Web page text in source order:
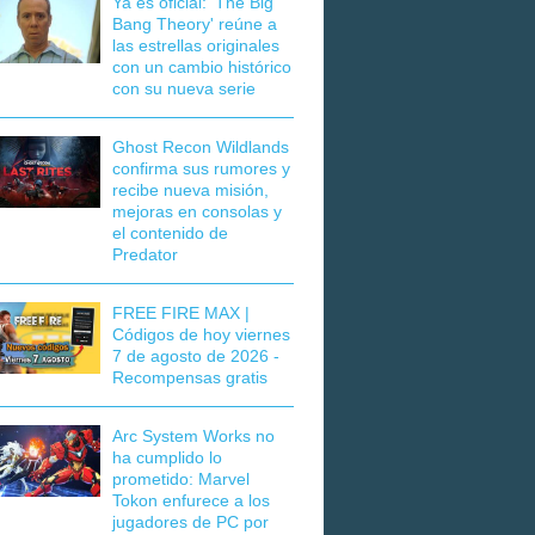
Bang Theory' reúne a
las estrellas originales
con un cambio histórico
con su nueva serie
Ghost Recon Wildlands
confirma sus rumores y
recibe nueva misión,
mejoras en consolas y
el contenido de
Predator
FREE FIRE MAX |
Códigos de hoy viernes
7 de agosto de 2026 -
Recompensas gratis
Arc System Works no
ha cumplido lo
prometido: Marvel
Tokon enfurece a los
jugadores de PC por